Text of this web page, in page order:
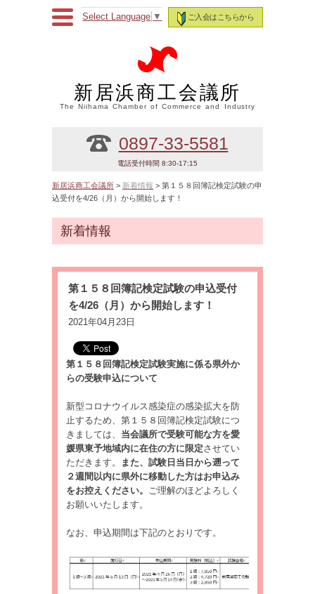
ご入会はこちらから
Select Language ▼
新居浜商工会議所
The Niihama Chamber of Commerce and Industry
0897-33-5581
電話受付時間 8:30-17:15
新居浜商工会議所 > 新着情報 > 第１５８回簿記検定試験の申
込受付を4/26（月）から開始します！
新着情報
第１５８回簿記検定試験の申込受付
を4/26（月）から開始します！
2021年04月23日
第１５８回簿記検定試験実施に係る県外か
らの受験申込について
新型コロナウイルス感染症の感染拡大を防
止するため、第１５８回簿記検定試験につ
きましては、 当会議所で受験可能な方を愛
媛県東予地域内に在住の方に限定させてい
ただきます。
また、試験日当日から遡って
２週間以内に県外に移動した方はお申込み
をお控えください。 ご理解のほどよろしく
お願いいたします。
なお、申込期間は下記のとおりです。